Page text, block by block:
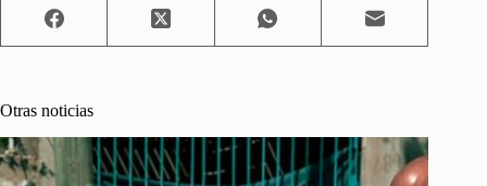
Otras noticias